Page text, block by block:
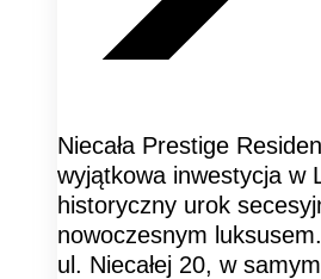
Niecała Prestige
wyjątkowa inwestycja w
historyczny urok
nowoczesnym
ul. Niecałej 20, w